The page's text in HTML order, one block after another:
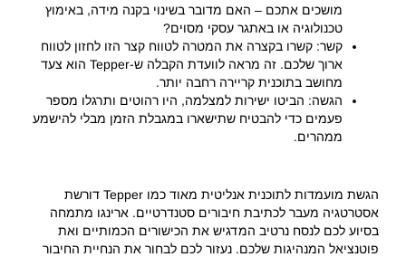
מושכים אתכם – האם מדובר בשינוי בקנה מידה, באימוץ
טכנולוגיה או באתגר עסקי מסוים?
קשר: קשרו בקצרה את המטרה לטווח קצר הזו לחזון לטווח
ארוך שלכם. זה מראה לוועדת הקבלה ש-Tepper הוא צעד
מחושב בתוכנית קריירה רחבה יותר.
הגשה: הביטו ישירות למצלמה, היו רהוטים ותרגלו מספר
פעמים כדי להבטיח שתישארו במגבלת הזמן מבלי להישמע
ממהרים.
הגשת מועמדות לתוכנית אנליטית מאוד כמו Tepper דורשת
אסטרטגיה מעבר לכתיבת חיבורים סטנדרטיים. ארינגו מתמחה
בסיוע לכם לנסח נרטיב המדגיש את הכישורים הכמותיים ואת
פוטנציאל המנהיגות שלכם. נעזור לכם לבחור את הנחיית החיבור